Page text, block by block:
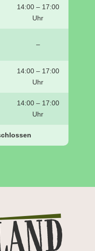
14:00 – 17:00
Uhr
–
14:00 – 17:00
Uhr
14:00 – 17:00
Uhr